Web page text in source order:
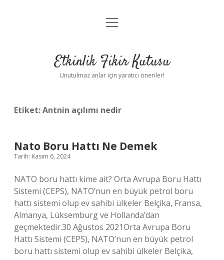
Anasayfa
Yasal Uyarı
menüyü
Etkinlik Fikir Kutusu
Unutulmaz anlar için yaratıcı öneriler!
Etiket:Antnin açılımı nedir
Nato Boru Hattı Ne Demek
Tarih: Kasım 6, 2024
NATO boru hattı kime ait? Orta Avrupa Boru Hattı
Sistemi (CEPS), NATO’nun en büyük petrol boru
hattı sistemi olup ev sahibi ülkeler Belçika, Fransa,
Almanya, Lüksemburg ve Hollanda’dan
geçmektedir.30 Ağustos 2021Orta Avrupa Boru
Hattı Sistemi (CEPS), NATO’nun en büyük petrol
boru hattı sistemi olup ev sahibi ülkeler Belçika,